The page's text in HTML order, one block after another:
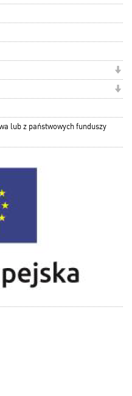
lub z państwowych funduszy